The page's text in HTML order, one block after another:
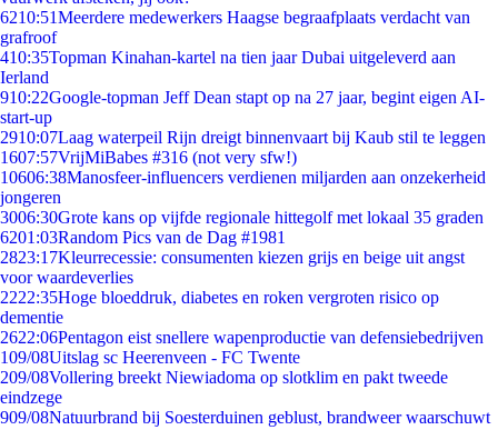
6210:51Meerdere medewerkers Haagse begraafplaats verdacht van
grafroof
410:35Topman Kinahan-kartel na tien jaar Dubai uitgeleverd aan
Ierland
910:22Google-topman Jeff Dean stapt op na 27 jaar, begint eigen AI-
start-up
2910:07Laag waterpeil Rijn dreigt binnenvaart bij Kaub stil te leggen
1607:57VrijMiBabes #316 (not very sfw!)
10606:38Manosfeer-influencers verdienen miljarden aan onzekerheid
jongeren
3006:30Grote kans op vijfde regionale hittegolf met lokaal 35 graden
6201:03Random Pics van de Dag #1981
2823:17Kleurrecessie: consumenten kiezen grijs en beige uit angst
voor waardeverlies
2222:35Hoge bloeddruk, diabetes en roken vergroten risico op
dementie
2622:06Pentagon eist snellere wapenproductie van defensiebedrijven
109/08Uitslag sc Heerenveen - FC Twente
209/08Vollering breekt Niewiadoma op slotklim en pakt tweede
eindzege
909/08Natuurbrand bij Soesterduinen geblust, brandweer waarschuwt